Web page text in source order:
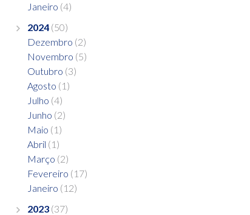
Janeiro (4)
2024 (50)
Dezembro (2)
Novembro (5)
Outubro (3)
Agosto (1)
Julho (4)
Junho (2)
Maio (1)
Abril (1)
Março (2)
Fevereiro (17)
Janeiro (12)
2023 (37)